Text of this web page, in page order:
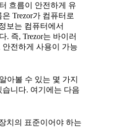
흐름이 안전하게 유
Trezor가 컴퓨터로
보는 컴퓨터에서
. 즉, Trezor는 바이러
전하게 사용이 가능
아볼 수 있는 몇 가지
니다. 여기에는 다음
치의 표준이어야 하는